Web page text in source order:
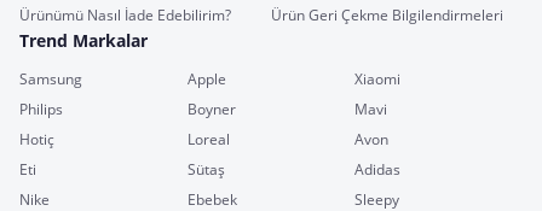
Ürünümü Nasıl İade Edebilirim? Ürün Geri Çekme Bilgilendirmeleri
Trend Markalar
Samsung Apple
Xiaomi
Philips
Boyner
Mavi
Hotiç
Loreal
Avon
Eti
Sütaş
Adidas
Nike
Ebebek
Sleepy